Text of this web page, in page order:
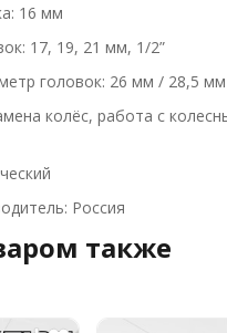
16 мм
17, 19, 21 мм, 1/2”
головок: 26 мм / 28,5
колёс, работа с
Россия
также